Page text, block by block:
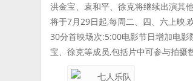
洪金宝、袁和平、徐克将继续出演其
将于7月29日起,每周二、四、六上映,
30分首映场次:5:00电影节日增加电
宝、徐克等成员,包括片中可参与拍摄